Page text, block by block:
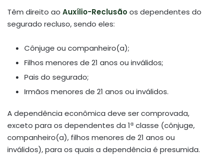
Têm direito ao Auxílio-Reclusãoos dependentes do
segurado recluso, sendo eles:
Cônjuge ou companheiro(a);
Filhos menores de 21 anos ou inválidos;
Pais do segurado;
Irmãos menores de 21 anos ou inválidos.
A dependência econômica deve ser comprovada,
exceto para os dependentes da 1ª classe (cônjuge,
companheiro(a), filhos menores de 21 anos ou
inválidos), para os quais a dependência é presumida.